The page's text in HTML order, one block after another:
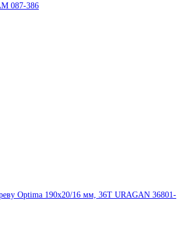
087-386
Optima 190х20/16 мм, 36Т URAGAN 36801-